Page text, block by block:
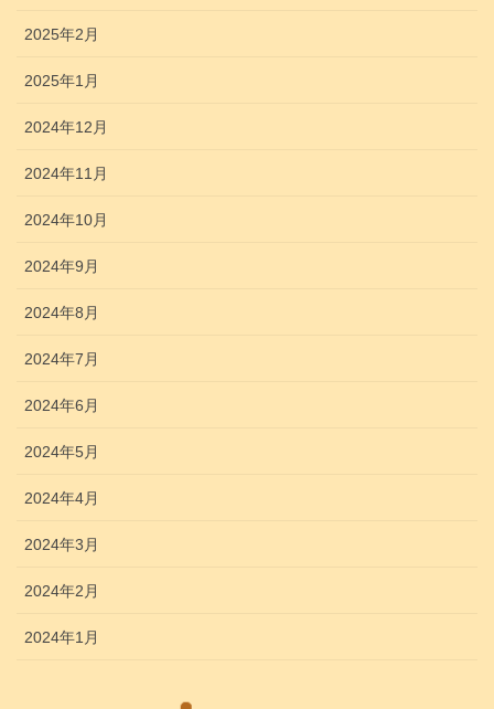
2025年2月
2025年1月
2024年12月
2024年11月
2024年10月
2024年9月
2024年8月
2024年7月
2024年6月
2024年5月
2024年4月
2024年3月
2024年2月
2024年1月